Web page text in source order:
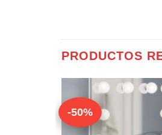
PRODUCTOS
-50%